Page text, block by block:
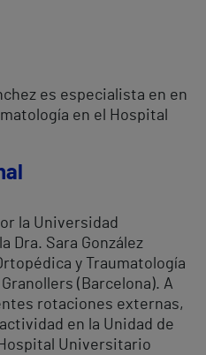
es especialista en en
en el Hospital
la Universidad
Dra. Sara González
y Traumatología
(Barcelona). A
rotaciones externas,
en la Unidad de
Universitario